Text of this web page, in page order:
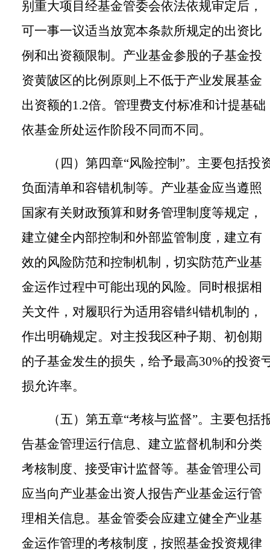
别重大项目经基金管委会依法依规审定后，
可一事一议适当放宽本条款所规定的出资比
例和出资额限制。产业基金参股的子基金投
资黄陂区的比例原则上不低于产业发展基金
出资额的1.2倍。管理费支付标准和计提基础
依基金所处运作阶段不同而不同。
（四）第四章“风险控制”。 主要包括投
负面清单和容错机制等。产业基金应当遵照
国家有关财政预算和财务管理制度等规定，
建立健全内部控制和外部监管制度，建立有
效的风险防范和控制机制，切实防范产业基
金运作过程中可能出现的风险。同时根据相
关文件，对履职行为适用容错纠错机制的，
作出明确规定。 对主投我区种子期、初创期
的子基金发生的损失，给予最高30%的投资
损允许率。
（五）第五章“考核与监督”。 主要包括
告基金管理运行信息、建立监督机制和分类
考核制度、接受审计监督等。基金管理公司
应当向产业基金出资人报告产业基金运行管
理相关信息。基金管委会应建立健全产业基
金运作管理的考核制度，按照基金投资规律